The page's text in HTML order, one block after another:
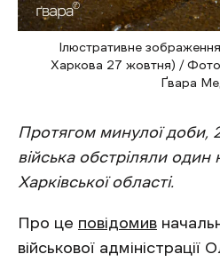
Ілюстративне
Харкова 27 жовтня) /
Ґвара
Протягом минулої доби,
війська обстріляли
Харківської області.
Про це повідомив
військової адміністрації